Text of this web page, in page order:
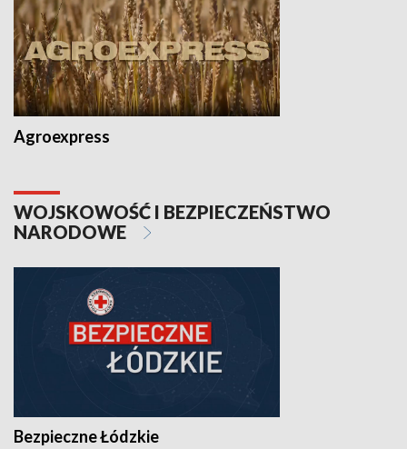
Agroexpress
WOJSKOWOŚĆ I BEZPIECZEŃSTWO
NARODOWE
Bezpieczne Łódzkie